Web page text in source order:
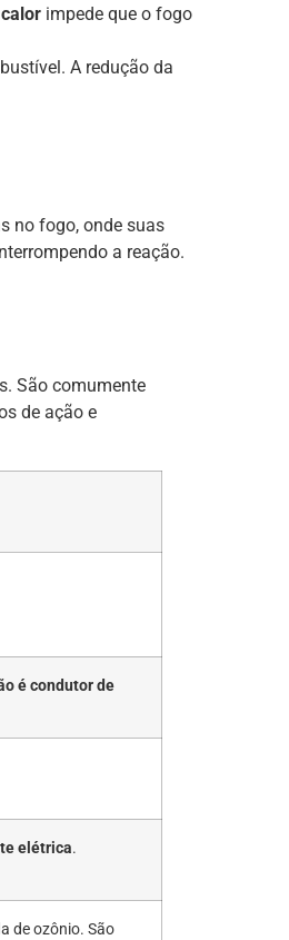
calor impede que o fogo
A redução da
no fogo, onde suas
a reação.
São comumente
de ação e
é condutor de
elétrica.
de ozônio. São